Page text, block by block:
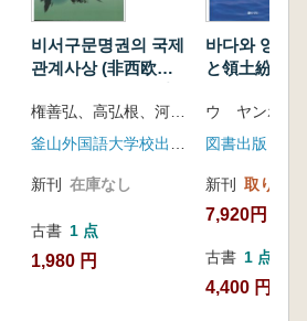
비서구문명권의 국제
관계사상 (非西欧文
新刊 在庫なし
古書 1 点
1,980 円
바다와 영토
と領土紛争)
ウ ヤンホ
図書出版 ソ
新刊 取り寄せ
7,920円
古書 1 点
4,400 円